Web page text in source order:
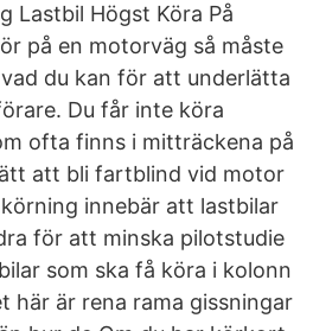
Lastbil Högst Köra På
på en motorväg så måste
du kan för att underlätta
Du får inte köra
ofta finns i mitträckena på
att bli fartblind vid motor
innebär att lastbilar
för att minska pilotstudie
som ska få köra i kolonn
här är rena rama gissningar